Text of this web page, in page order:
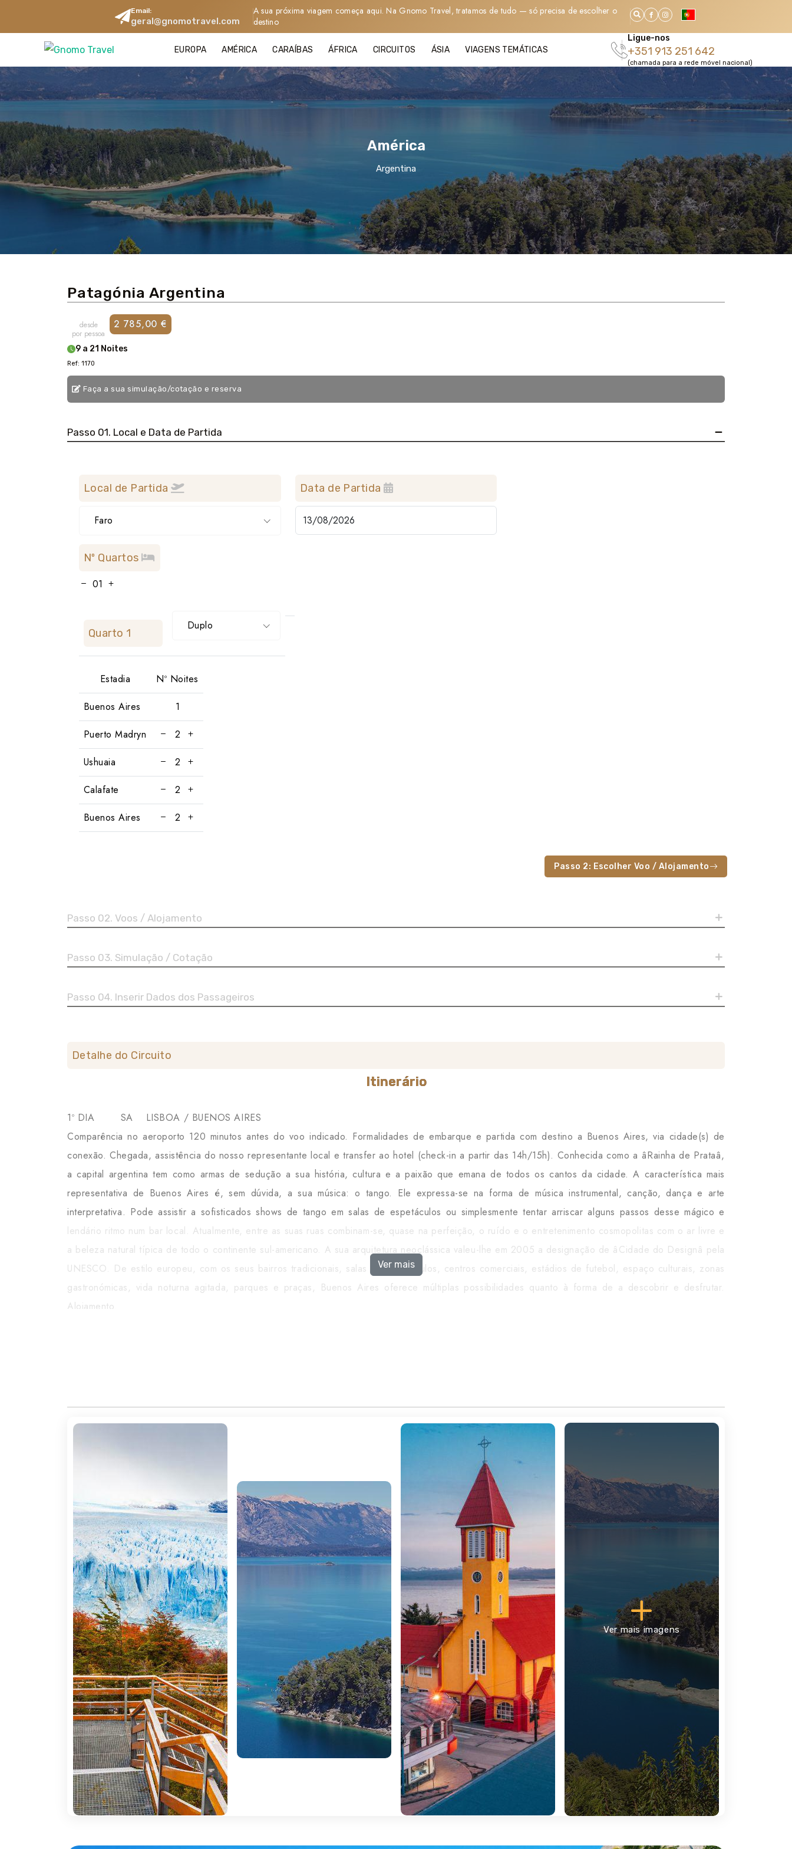
Email:
geral@gnomotravel.com
A sua próxima viagem começa aqui. Na Gnomo Travel, tratamos de tudo — só precisa de escolher o
destino
EUROPA AMÉRICA CARAÍBAS ÁFRICA CIRCUITOS ÁSIA VIAGENS TEMÁTICAS
Ligue-nos
+351 913 251 642
(chamada para a rede móvel nacional)
América
Argentina
Patagónia Argentina
desde
por pessoa
2 785,00 €
9 a 21 Noites
Ref: 1170
Faça a sua simulação/cotação e reserva
Passo 01. Local e Data de Partida
Local de Partida
Faro
Data de Partida
Nº Quartos
Quarto 1
Duplo
Estadia Nº Noites
Buenos Aires
Puerto Madryn
Ushuaia
Calafate
Buenos Aires
Passo 2: Escolher Voo / Alojamento
Passo 02. Voos / Alojamento
Passo 03. Simulação / Cotação
Passo 04. Inserir Dados dos Passageiros
Detalhe do Circuito
Itinerário
1º DIA SA LISBOA / BUENOS AIRES
Comparência no aeroporto 120 minutos antes do voo indicado. Formalidades de embarque e partida com destino a Buenos Aires, via cidade(s) de
conexão. Chegada, assistência do nosso representante local e transfer ao hotel (check-in a partir das 14h/15h). Conhecida como a âRainha de Prataâ,
a capital argentina tem como armas de sedução a sua história, cultura e a paixão que emana de todos os cantos da cidade. A característica mais
representativa de Buenos Aires é, sem dúvida, a sua música: o tango. Ele expressa-se na forma de música instrumental, canção, dança e arte
interpretativa. Pode assistir a sofisticados shows de tango em salas de espetáculos ou simplesmente tentar arriscar alguns passos desse mágico e
lendário ritmo num bar local. Atualmente, entre as suas ruas combinam-se, quase na perfeição, o ruído e o entretenimento cosmopolitas com o ar livre e
a beleza natural típica de todo o continente sul-americano. A sua arquitetura neoclássica valeu-lhe em 2005 a designação de âCidade do Designâ pela
UNESCO. De estilo europeu, com os seus bairros tradicionais, salas de espetáculos, centros comerciais, estádios de futebol, espaço culturais, zonas
gastronómicas, vida noturna agitada, parques e praças, Buenos Aires oferece múltiplas possibilidades quanto à forma de a descobrir e desfrutar.
Alojamento.
Pequeno-almoço. Partimos de manhã para a Área Natural Protegida da Península Valdés. Após 1 hora de viagem, chegamos a Puerto Pirámides, onde
nos embarcamos para o avistamento de baleias (opcional) entre os meses de junho e dezembro. Em seguida, partimos para Punta Delgada para
almoçar (não incluído) no complexo do Farol, onde temos a oportunidade de descer à praia para nos aproximarmos dos elefantes marinhos. Depois,
seguimos para Punta Cantor para observar a costa externa da península e chegamos ao início da Caleta Valdés. Interpretamos as formações
geológicas da costa e, a partir daí, regressamos ao Istmo Carlos Ameghino, onde visitamos o centro de interpretação. No caminho, temos uma boa
probabilidade de observar fauna silvestre terrestre, como guanacos, choiques, raposas, maras, piches, zorrinos, etc. Alojamento.
4º DIA APA PUERTO MADRYN â TRELEW â USHUAIA (Voo doméstico)
Pequeno-almoço. De acordo com o horário de voo, transfer ao aeroporto de Trelew. Formalidades de embarque e partida em voo com destino a
Ushuaia. Chegada, assistência e transfer ao hotel para alojamento. Resto dia livre para explorar a cidade. Ushuaia, a âcidade mais austral do mundoâ (o
fim do mundo e o princípio de tudo, segundo dizem os locais) é a capital da Província de Terra do Fogo, Antártida e Ilhas do Atlântico Sul. Situada nas
margens do Canal Beagle e rodeada pelos Montes Martial, Olívia e Cinco Hermanos, Ushuaia oferece uma paisagem única na Argentina com a
combinação de mar, montanhas, glaciares e bosques. Alojamento.
5º DIA APA USHUAIA
Pequeno-almoço. Vamos realizar a excursão ao Parque Nacional Tierra del Fuego, que abrange quase 69.000 hectares e proporciona uma experiência
única: exploraremos trilhos muitas vezes não explorados em pequenos grupos, descobrindo recantos escondidos da floresta. Partiremos pela Rota
Nacional 3 desde Ushuaia e faremos uma paragem num miradouro panorâmico do Canal Beagle. Depois, chegaremos ao Parque Nacional Tierra del
Fuego e começaremos a nossa caminhada até ao Mirador Lapataia. Durante os nossos passeios, percorreremos algumas trilhas desta floresta
excecional. As saídas estão disponíveis de manhã ou à tarde (aproximadamente 6 horas cada uma). O parque é cortado por cordilheiras que dividem
vales de acesso muito difícil. Ao contrário de outros parques na Patagónia andina, este possui florestas próximas à costa marítima, estendendo-se por
6 km ao longo do Canal Beagle. Recomendamos opcionalmente (preço sob consulta) fazer um passeio de barco pelo Canal Beagle até à Ilha dos
Ver mais
Ver mais imagens